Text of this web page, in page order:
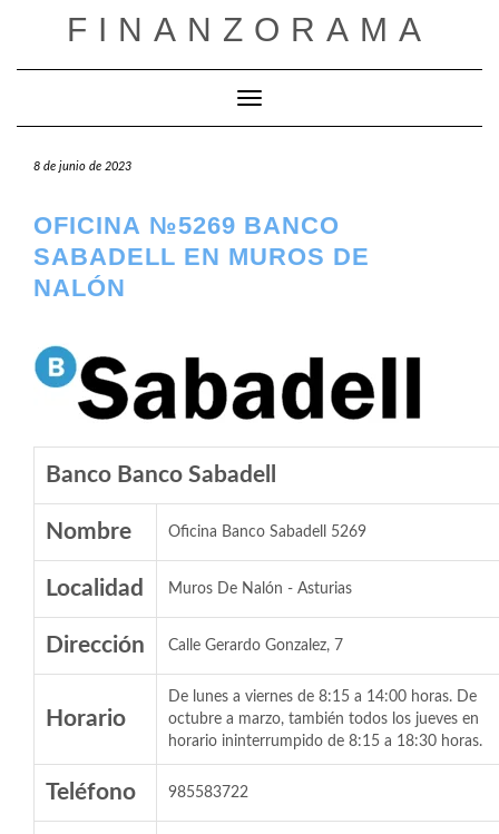
FINANZORAMA
Cambiar modo de navegación
8 de junio de 2023
OFICINA №5269 BANCO
SABADELL EN MUROS DE
NALÓN
Banco Banco Sabadell
Nombre Oficina Banco Sabadell 5269
Localidad Muros De Nalón - Asturias
Dirección Calle Gerardo Gonzalez, 7
Horario
De lunes a viernes de 8:15 a 14:00 horas. De
octubre a marzo, también todos los jueves en
horario ininterrumpido de 8:15 a 18:30 horas.
Teléfono 985583722